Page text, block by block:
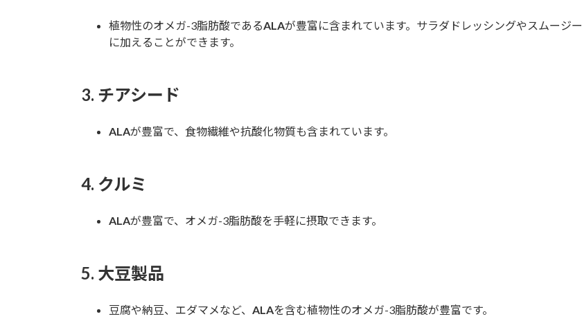
植物性のオメガ-3脂肪酸であるALAが豊富に含まれています。サラダドレッシングやスムージー
に加えることができます。
3. チアシード
ALAが豊富で、食物繊維や抗酸化物質も含まれています。
4. クルミ
ALAが豊富で、オメガ-3脂肪酸を手軽に摂取できます。
5. 大豆製品
豆腐や納豆、エダマメなど、 ALAを含む植物性のオメガ-3脂肪酸が豊富です。